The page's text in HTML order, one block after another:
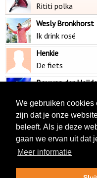
Rititi polka
Wesly Bronkhorst
Ik drink rosé
Henkie
De fiets
Boy van der
Stefan de Keijzer
Hup Holland hup!
John de Bever &
Rafael van der
Koekoek (WK
We gebruiken cookies
zijn dat je onze
beleeft. Als je deze
gaan we ervan uit dat
Meer informatie